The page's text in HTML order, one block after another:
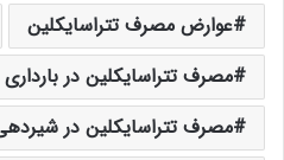
عوارض مصرف تتراسایکلین
مصرف تتراسایکلین در بارداری
مصرف تتراسایکلین در